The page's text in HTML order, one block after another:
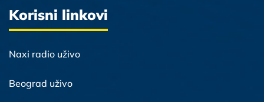
Korisni linkovi
Naxi radio uživo
Beograd uživo